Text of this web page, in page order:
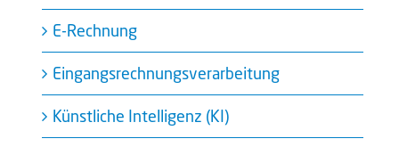
E-Rechnung
Eingangsrechnungsverarbeitung
Künstliche Intelligenz (KI)